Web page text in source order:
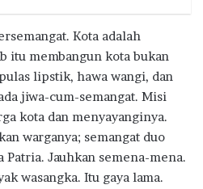
Kota adalah
itu membangun kota bukan
lipstik, hawa wangi, dan
jiwa-cum-semangat. Misi
kota dan menyayanginya.
warganya; semangat duo
Patria. Jauhkan semena-mena.
wasangka. Itu gaya lama.